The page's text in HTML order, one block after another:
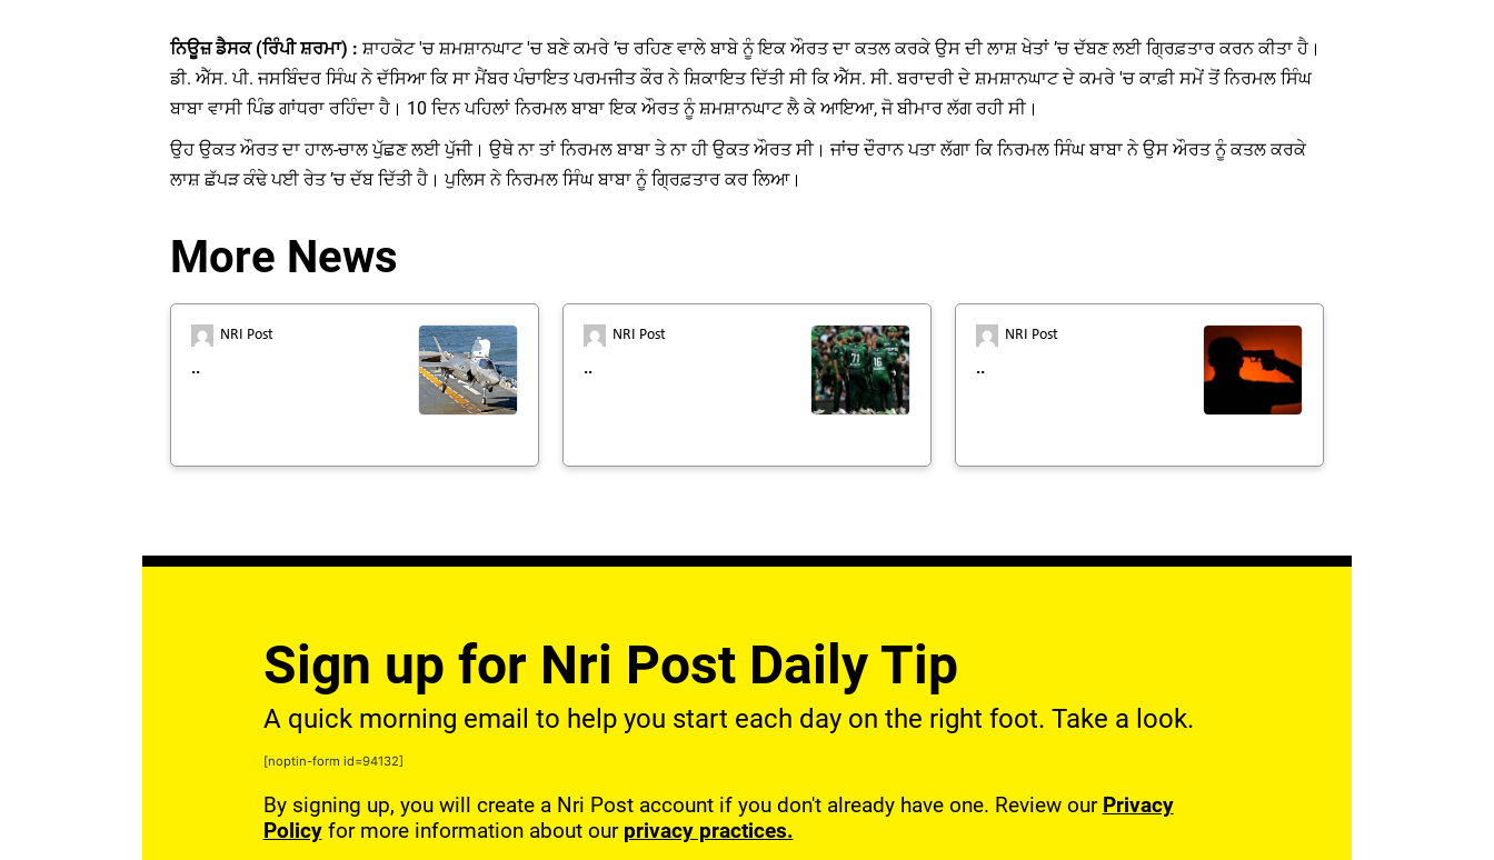
ਨਿਊਜ਼ ਡੈਸਕ (ਰਿੰਪੀ ਸ਼ਰਮਾ) : ਸ਼ਾਹਕੋਟ 'ਚ ਸ਼ਮਸ਼ਾਨਘਾਟ 'ਚ ਬਣੇ ਕਮਰੇ ’ਚ ਰਹਿਣ ਵਾਲੇ ਬਾਬੇ ਨੂੰ ਇਕ ਔਰਤ ਦਾ ਕਤਲ ਕਰਕੇ ਉਸ ਦੀ ਲਾਸ਼ ਖੇਤਾਂ ’ਚ ਦੱਬਣ ਲਈ ਗ੍ਰਿਫ਼ਤਾਰ ਕਰਨ ਕੀਤਾ ਹੈ।
ਡੀ. ਐੱਸ. ਪੀ. ਜਸਬਿੰਦਰ ਸਿੰਘ ਨੇ ਦੱਸਿਆ ਕਿ ਸਾ ਮੈਂਬਰ ਪੰਚਾਇਤ ਪਰਮਜੀਤ ਕੌਰ ਨੇ ਸ਼ਿਕਾਇਤ ਦਿੱਤੀ ਸੀ ਕਿ ਐੱਸ. ਸੀ. ਬਰਾਦਰੀ ਦੇ ਸ਼ਮਸ਼ਾਨਘਾਟ ਦੇ ਕਮਰੇ 'ਚ ਕਾਫ਼ੀ ਸਮੇਂ ਤੋਂ ਨਿਰਮਲ ਸਿੰਘ
ਬਾਬਾ ਵਾਸੀ ਪਿੰਡ ਗਾਂਧਰਾ ਰਹਿੰਦਾ ਹੈ। 10 ਦਿਨ ਪਹਿਲਾਂ ਨਿਰਮਲ ਬਾਬਾ ਇਕ ਔਰਤ ਨੂੰ ਸ਼ਮਸ਼ਾਨਘਾਟ ਲੈ ਕੇ ਆਇਆ, ਜੋ ਬੀਮਾਰ ਲੱਗ ਰਹੀ ਸੀ।
ਉਹ ਉਕਤ ਔਰਤ ਦਾ ਹਾਲ-ਚਾਲ ਪੁੱਛਣ ਲਈ ਪੁੱਜੀ। ਉਥੇ ਨਾ ਤਾਂ ਨਿਰਮਲ ਬਾਬਾ ਤੇ ਨਾ ਹੀ ਉਕਤ ਔਰਤ ਸੀ। ਜਾਂਚ ਦੌਰਾਨ ਪਤਾ ਲੱਗਾ ਕਿ ਨਿਰਮਲ ਸਿੰਘ ਬਾਬਾ ਨੇ ਉਸ ਔਰਤ ਨੂੰ ਕਤਲ ਕਰਕੇ
ਲਾਸ਼ ਛੱਪੜ ਕੰਢੇ ਪਈ ਰੇਤ ’ਚ ਦੱਬ ਦਿੱਤੀ ਹੈ। ਪੁਲਿਸ ਨੇ ਨਿਰਮਲ ਸਿੰਘ ਬਾਬਾ ਨੂੰ ਗ੍ਰਿਫ਼ਤਾਰ ਕਰ ਲਿਆ।
More News
NRI Post
..
NRI Post
..
NRI Post
..
Sign up for Nri Post Daily Tip
A quick morning email to help you start each day on the right foot. Take a look.
[noptin-form id=94132]
By signing up, you will create a Nri Post account if you don't already have one. Review our Privacy
Policyfor more information about our privacy practices.